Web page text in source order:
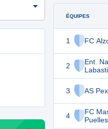
ÉQUIPES
1 FC
2
Ent.
3 AS
4
FC
Puelles